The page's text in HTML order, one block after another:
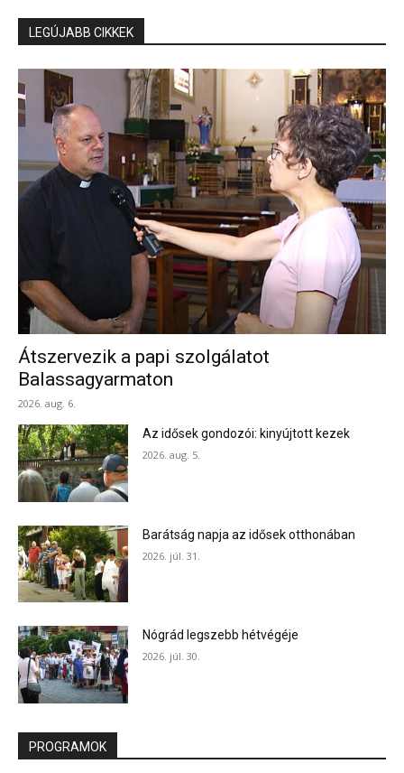
LEGÚJABB CIKKEK
Átszervezik a papi szolgálatot
Balassagyarmaton
2026. aug. 6.
Az idősek gondozói: kinyújtott kezek
2026. aug. 5.
Barátság napja az idősek otthonában
2026. júl. 31.
Nógrád legszebb hétvégéje
2026. júl. 30.
PROGRAMOK